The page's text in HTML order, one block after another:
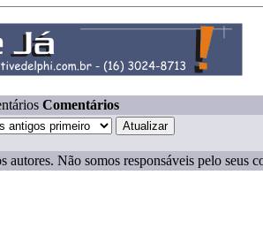
Comentários
autores. Não somos responsáveis pelo seus